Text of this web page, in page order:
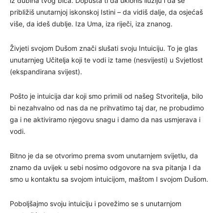
približiš unutarnjoj iskonskoj Istini – da vidiš dalje, da osjećaš
više, da ideš dublje. Iza Uma, iza riječi, iza znanog.
Živjeti svojom Dušom znači slušati svoju Intuiciju. To je glas
unutarnjeg Učitelja koji te vodi iz tame (nesvijesti) u Svjetlost
(ekspandirana svijest).
Pošto je intuicija dar koji smo primili od našeg Stvoritelja, bilo
bi nezahvalno od nas da ne prihvatimo taj dar, ne probudimo
ga i ne aktiviramo njegovu snagu i damo da nas usmjerava i
vodi.
Bitno je da se otvorimo prema svom unutarnjem svijetlu, da
znamo da uvijek u sebi nosimo odgovore na sva pitanja I da
smo u kontaktu sa svojom intuicijom, maštom I svojom Dušom.
Poboljšajmo svoju intuiciju i povežimo se s unutarnjom